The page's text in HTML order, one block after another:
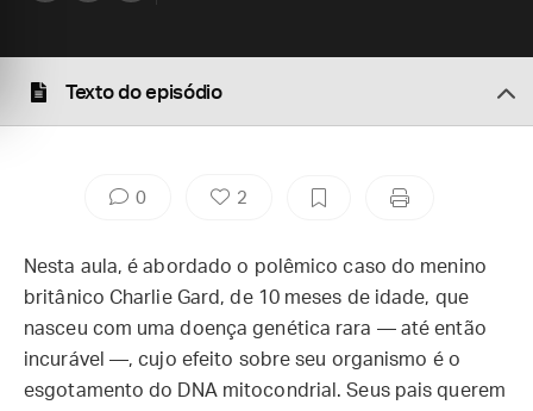
Texto do episódio
0 2
Nesta aula, é abordado o polêmico caso do menino
britânico Charlie Gard, de 10 meses de idade, que
nasceu com uma doença genética rara — até então
incurável —, cujo efeito sobre seu organismo é o
esgotamento do DNA mitocondrial. Seus pais querem